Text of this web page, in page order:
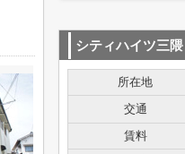
シティハイツ三隈
所在地
交通
賃料